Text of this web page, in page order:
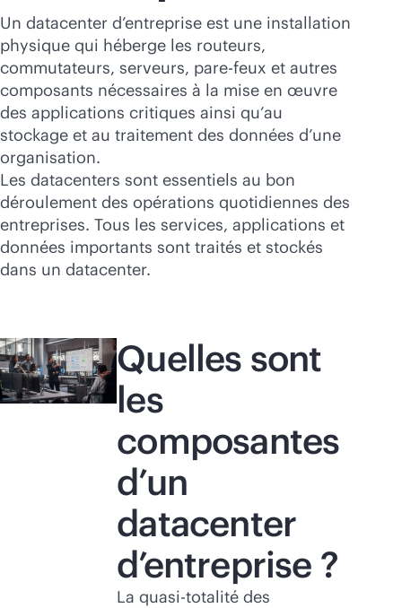
Acheter maintenant
Un datacenter d’entreprise est une installation
physique qui héberge les routeurs,
commutateurs, serveurs, pare-feux et autres
composants nécessaires à la mise en œuvre
des applications critiques ainsi qu’au
stockage et au traitement des données d’une
organisation.
Les datacenters sont essentiels au bon
déroulement des opérations quotidiennes des
entreprises. Tous les services, applications et
données importants sont traités et stockés
dans un datacenter.
Quelles sont
les
composantes
d’un
datacenter
d’entreprise ?
La quasi-totalité des